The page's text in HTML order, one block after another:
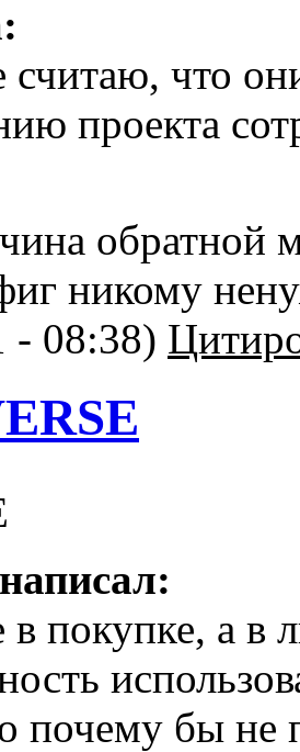
считаю, что
проекта
обратной
никому
- 08:38)
покупке, а в
почему бы не